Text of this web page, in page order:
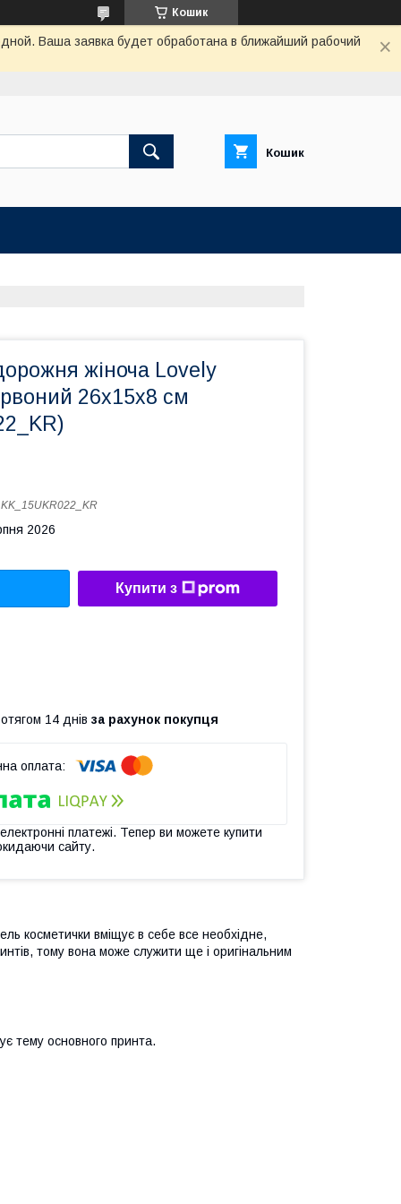
Кошик
Ваша заявка будет обработана в ближайший рабочий
Кошик
жіноча Lovely
26x15x8 см
KK_15UKR022_KR
2026
Купити з
14 днів за рахунок покупця
платежі. Тепер ви можете купити
сайту.
косметички вміщує в себе все необхідне,
тому вона може служити ще і оригінальним
тему основного принта.